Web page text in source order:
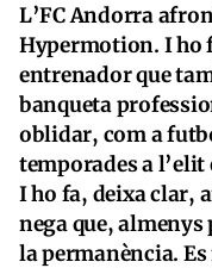
L’FC Andorra
Hypermotion. I ho
entrenador que
banqueta
oblidar, com a
temporades a
I ho fa, deixa clar,
nega que, almenys
la permanència.